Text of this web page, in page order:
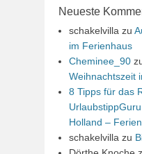
Neueste
schakelvilla zu
im Ferienhaus
Cheminee_90
Weihnachtszeit
8 Tipps für das
UrlaubstippGuru
Holland –
schakelvilla zu